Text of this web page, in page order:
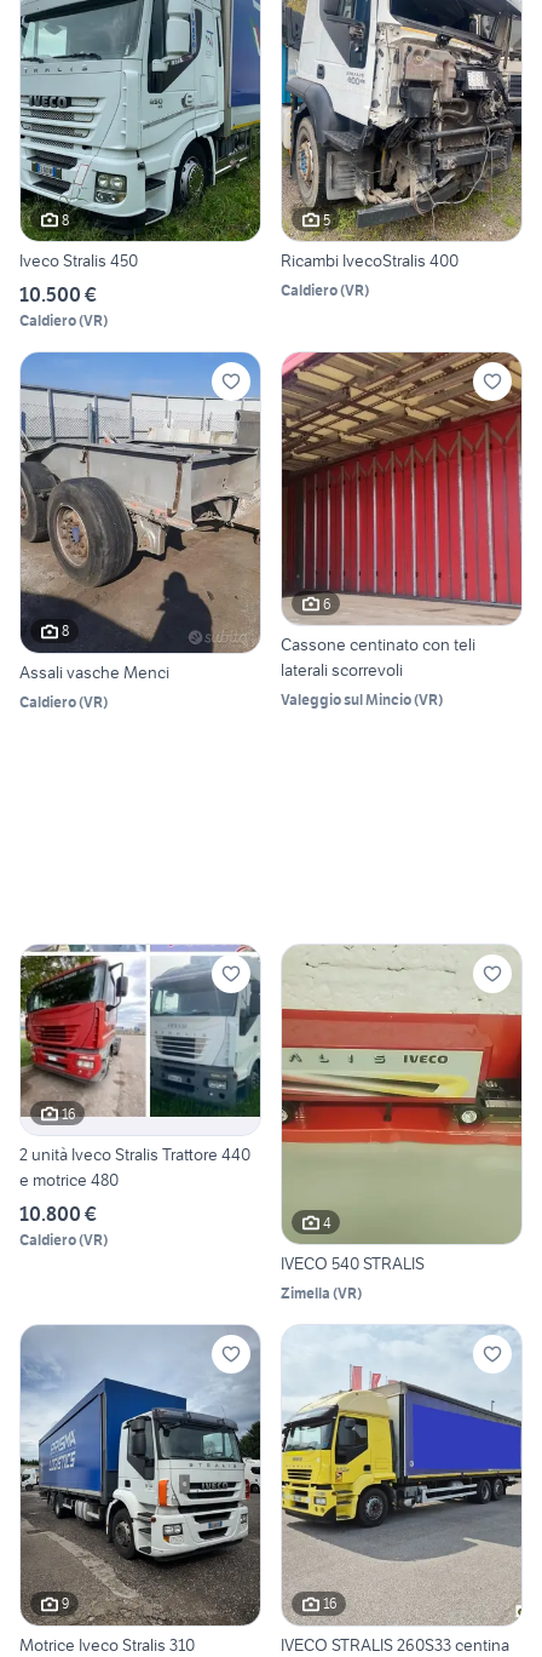
8
Iveco Stralis 450
10.500 €
Caldiero(VR)
5
Ricambi IvecoStralis 400
Caldiero(VR)
8
Assali vasche Menci
Caldiero(VR)
6
Cassone centinato con teli
laterali scorrevoli
Valeggio sul Mincio(VR)
16
2 unità Iveco Stralis Trattore 440
e motrice 480
10.800 €
Caldiero(VR)
4
IVECO 540 STRALIS
Zimella (VR)
9
Motrice Iveco Stralis 310
16
IVECO STRALIS 260S33 centina